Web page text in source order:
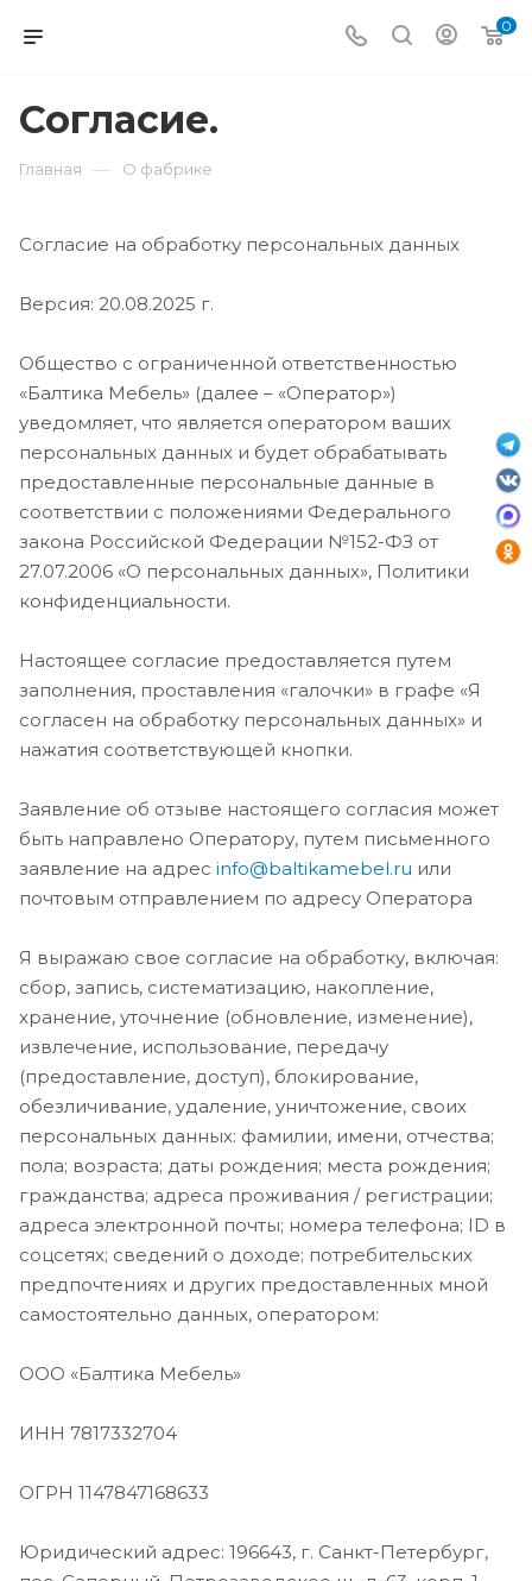
0
Согласие.
Главная — О фабрике
Согласие на обработку персональных данных
Версия: 20.08.2025 г.
Общество с ограниченной ответственностью
«Балтика Мебель» (далее – «Оператор»)
уведомляет, что является оператором ваших
персональных данных и будет обрабатывать
предоставленные персональные данные в
соответствии с положениями Федерального
закона Российской Федерации №152-ФЗ от
27.07.2006 «О персональных данных», Политики
конфиденциальности.
Настоящее согласие предоставляется путем
заполнения, проставления «галочки» в графе «Я
согласен на обработку персональных данных» и
нажатия соответствующей кнопки.
Заявление об отзыве настоящего согласия может
быть направлено Оператору, путем письменного
заявление на адрес info@baltikamebel.ru или
почтовым отправлением по адресу Оператора
Я выражаю свое согласие на обработку, включая:
сбор, запись, систематизацию, накопление,
хранение, уточнение (обновление, изменение),
извлечение, использование, передачу
(предоставление, доступ), блокирование,
обезличивание, удаление, уничтожение, своих
персональных данных: фамилии, имени, отчества;
пола; возраста; даты рождения; места рождения;
гражданства; адреса проживания / регистрации;
адреса электронной почты; номера телефона; ID в
соцсетях; сведений о доходе; потребительских
предпочтениях и других предоставленных мной
самостоятельно данных, оператором:
ООО «Балтика Мебель»
ИНН 7817332704
ОГРН 1147847168633
Юридический адрес: 196643, г. Санкт-Петербург,